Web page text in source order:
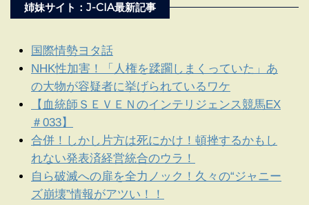
姉妹サイト：J-CIA最新記事
国際情勢ヨタ話
NHK性加害！「人権を蹂躙しまくっていた」あ
の大物が容疑者に挙げられているワケ
【血統師ＳＥＶＥＮのインテリジェンス競馬EX
＃033】
合併！しかし片方は死にかけ！頓挫するかもし
れない発表済経営統合のウラ！
自ら破滅への扉を全力ノック！久々の“ジャニー
ズ崩壊”情報がアツい！！